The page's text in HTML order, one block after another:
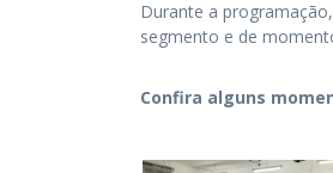
Durante a
segmento e de
Confira alguns